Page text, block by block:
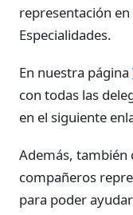
representación
Especialidades.
En nuestra página
con todas las
en el siguiente
Además, también
compañeros
para poder